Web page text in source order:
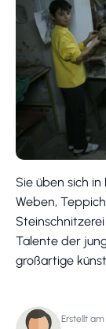
Sie üben sich
Weben,
Talente der
großartige
Erstellt am